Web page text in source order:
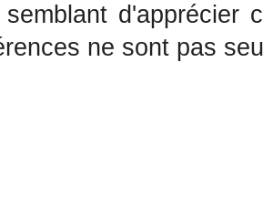
d'apprécier
ne sont pas